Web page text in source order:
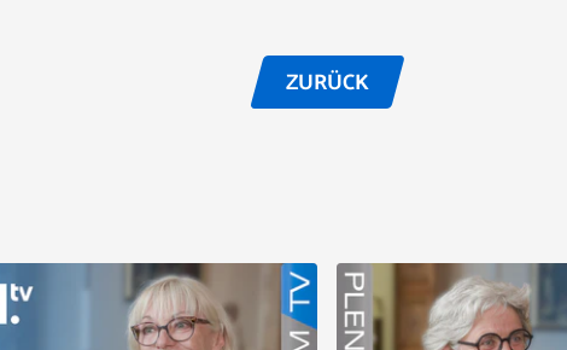
ZURÜCK